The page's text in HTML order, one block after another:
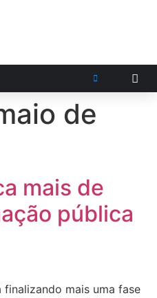
de
mais de
pública
mais uma fase